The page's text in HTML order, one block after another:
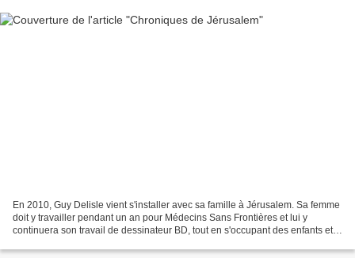
En 2010, Guy Delisle vient s'installer avec sa famille à Jérusalem. Sa femme
doit y travailler pendant un an pour Médecins Sans Frontières et lui y
continuera son travail de dessinateur BD, tout en s'occupant des enfants et